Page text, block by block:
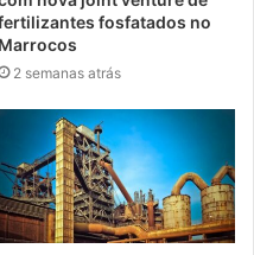
fosfatados no
Marrocos
2 semanas atrás